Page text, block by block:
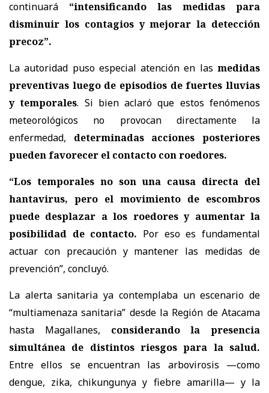
continuará “intensificando las medidas para
disminuir los contagios y mejorar la detección
precoz”.
La autoridad puso especial atención en las medidas
preventivas luego de episodios de fuertes lluvias
y temporales. Si bien aclaró que estos fenómenos
meteorológicos no provocan directamente la
enfermedad, determinadas acciones posteriores
pueden favorecer el contacto con roedores.
“Los temporales no son una causa directa del
hantavirus, pero el movimiento de escombros
puede desplazar a los roedores y aumentar la
posibilidad de contacto. Por eso es fundamental
actuar con precaución y mantener las medidas de
prevención”, concluyó.
La alerta sanitaria ya contemplaba un escenario de
“multiamenaza sanitaria” desde la Región de Atacama
hasta Magallanes, considerando la presencia
simultánea de distintos riesgos para la salud.
Entre ellos se encuentran las arbovirosis —como
dengue, zika, chikungunya y fiebre amarilla— y la